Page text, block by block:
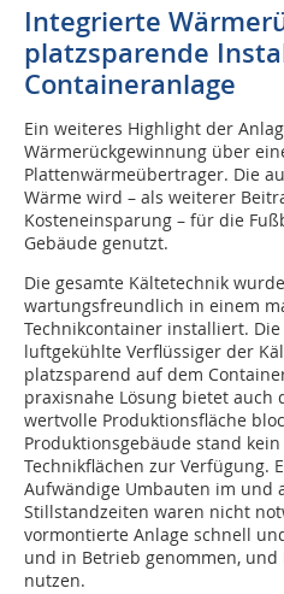
Integrierte
platzsparende
Containeranlage
Ein weiteres Highlight der
Wärmerückgewinnung über
Plattenwärmeübertrager. Die
Wärme wird – als weiterer
Kosteneinsparung – für die
Gebäude genutzt.
Die gesamte Kältetechnik
wartungsfreundlich in einem
Technikcontainer installiert.
luftgekühlte Verflüssiger der
platzsparend auf dem
praxisnahe Lösung bietet auch
wertvolle Produktionsfläche
Produktionsgebäude stand
Technikflächen zur Verfügung.
Aufwändige Umbauten im und
Stillstandzeiten waren nicht
vormontierte Anlage schnell
und in Betrieb genommen, und
nutzen.